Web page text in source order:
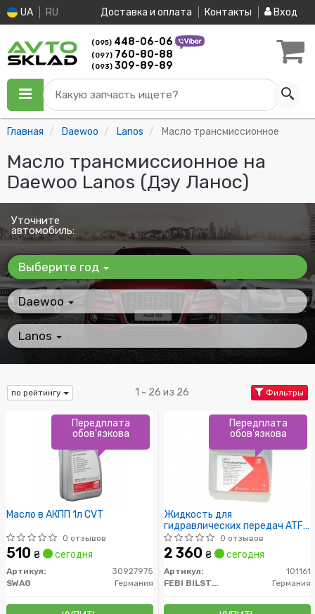
UA RU Доставка и оплата Контакты Вход
(095) 448-06-06
(097) 760-80-88
(093) 309-89-89
Какую запчасть ищете?
Главная Daewoo Lanos Масло трансмиссионное
Масло трансмиссионное на
Daewoo Lanos (Дэу Ланос)
Уточните
автомобиль:
Выберите год
Daewoo
Lanos
по рейтингу 1 - 26 из 26 Фильтры
Масло в АКПП 1л CVT
0 отзывов
510 ₴ сегодня
Артикул:
30927975
SWAG
Германия
Передплата
обов'язкова
Жидкость для
гидравлических передач ATF
5L
0 отзывов
2 360 ₴ сегодня
Артикул:
101161
FEBI BILSTEIN
Германия
Передплата
обов'язкова